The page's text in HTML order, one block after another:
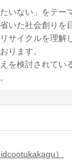
いない」をテー
いた社会創りを
サイクルを理解
ります。
を検討されてい
）